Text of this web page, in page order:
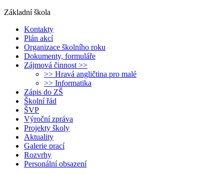
Základní škola
Kontakty
Plán akcí
Organizace školního roku
Dokumenty, formuláře
Zájmová činnost >>
>> Hravá angličtina pro malé
>> Informatika
Zápis do ZŠ
Školní řád
ŠVP
Výroční zpráva
Projekty školy
Aktuality
Galerie prací
Rozvrhy
Personální obsazení